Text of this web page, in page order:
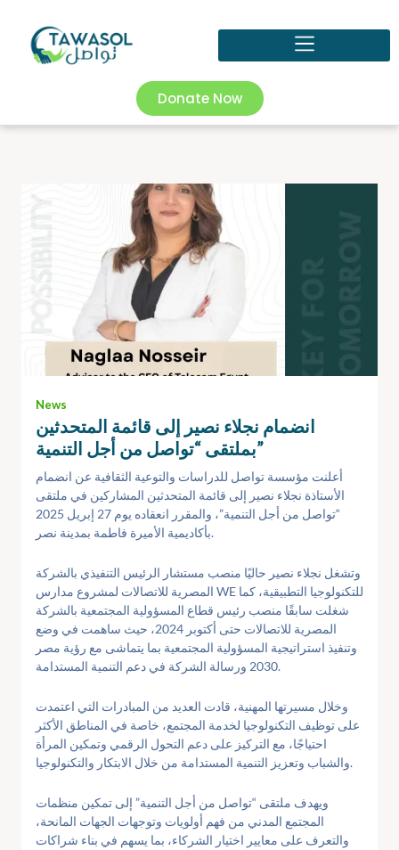
Donate Now
News
انضمام نجلاء نصير إلى قائمة المتحدثين
بملتقى “تواصل من أجل التنمية”
أعلنت مؤسسة تواصل للدراسات والتوعية الثقافية عن انضمام
الأستاذة نجلاء نصير إلى قائمة المتحدثين المشاركين في ملتقى
“تواصل من أجل التنمية”، والمقرر انعقاده يوم 27 إبريل 2025
بأكاديمية الأميرة فاطمة بمدينة نصر.
وتشغل نجلاء نصير حاليًا منصب مستشار الرئيس التنفيذي بالشركة
المصرية للاتصالات لمشروع مدارس WE للتكنولوجيا التطبيقية، كما
شغلت سابقًا منصب رئيس قطاع المسؤولية المجتمعية بالشركة
المصرية للاتصالات حتى أكتوبر 2024، حيث ساهمت في وضع
وتنفيذ استراتيجية المسؤولية المجتمعية بما يتماشى مع رؤية مصر
2030 ورسالة الشركة في دعم التنمية المستدامة.
وخلال مسيرتها المهنية، قادت العديد من المبادرات التي اعتمدت
على توظيف التكنولوجيا لخدمة المجتمع، خاصة في المناطق الأكثر
احتياجًا، مع التركيز على دعم التحول الرقمي وتمكين المرأة
والشباب وتعزيز التنمية المستدامة من خلال الابتكار والتكنولوجيا.
ويهدف ملتقى “تواصل من أجل التنمية” إلى تمكين منظمات
المجتمع المدني من فهم أولويات وتوجهات الجهات المانحة،
والتعرف على معايير اختيار الشركاء، بما يسهم في بناء شراكات